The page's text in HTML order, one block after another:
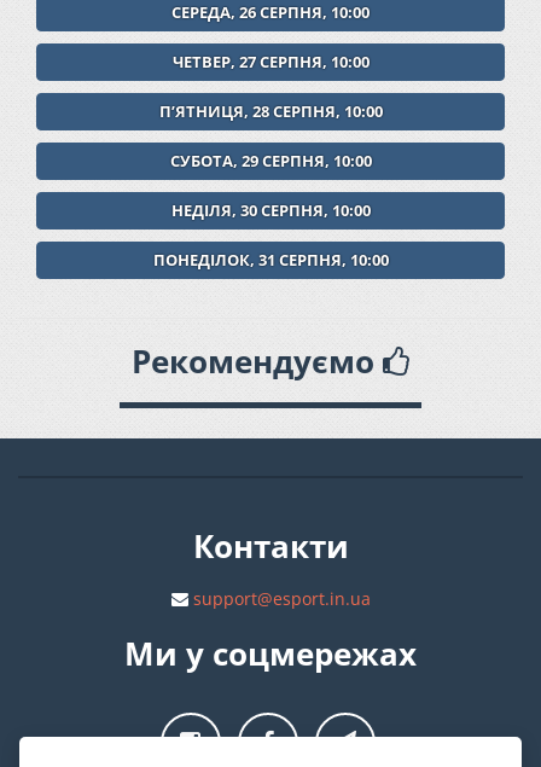
СЕРЕДА, 26 СЕРПНЯ, 10:00
ЧЕТВЕР, 27 СЕРПНЯ, 10:00
ПʼЯТНИЦЯ, 28 СЕРПНЯ, 10:00
СУБОТА, 29 СЕРПНЯ, 10:00
НЕДІЛЯ, 30 СЕРПНЯ, 10:00
ПОНЕДІЛОК, 31 СЕРПНЯ, 10:00
Рекомендуємо
Контакти
support@esport.in.ua
Ми у соцмережах